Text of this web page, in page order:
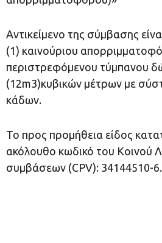
Αντικείμενο της σύμβασης
(1) καινούριου
περιστρεφόμενου τύμπανου
(12m3)κυβικών μέτρων με
κάδων.
Το προς προμήθεια είδος
ακόλουθο κωδικό του Κοινού
συμβάσεων (CPV): 34144510-6.